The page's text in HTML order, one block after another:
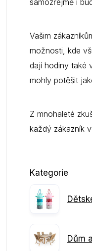
samozřejmě i
Vašim
možnosti, kde
dají hodiny také
mohly potěšit
Z mnohaleté
každý zákazník
Kategorie
Dům